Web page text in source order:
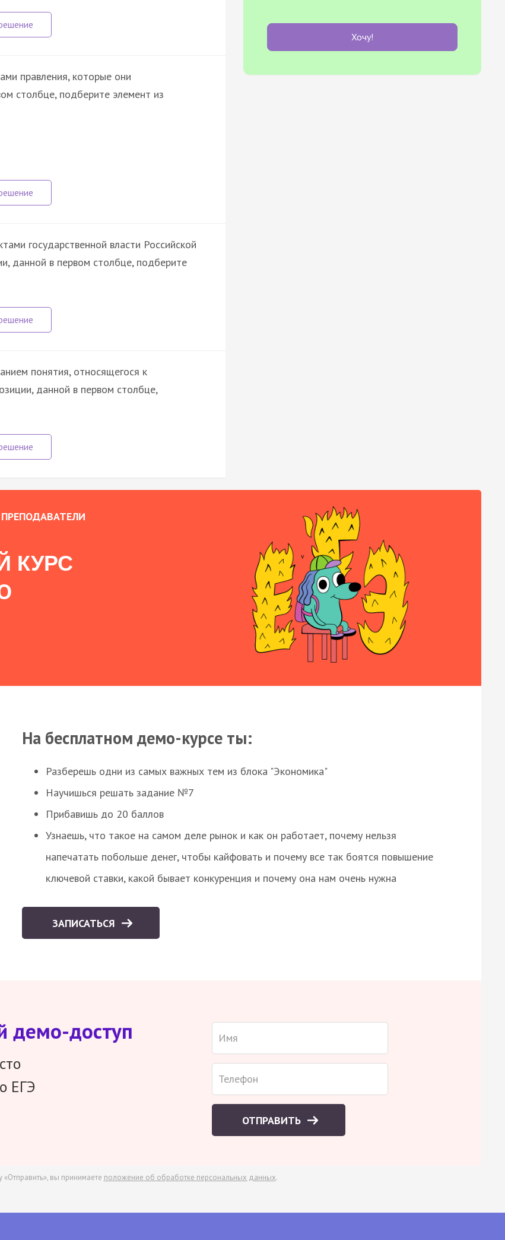
правления, которые они
столбце, подберите элемент из
государственной власти Российской
данной в первом столбце, подберите
понятия, относящегося к
данной в первом столбце,
Хочу!
КУРС
На бесплатном демо-курсе ты:
Разберешь одни из самых важных тем из блока "Экономика"
Научишься решать задание №7
Прибавишь до 20 баллов
Узнаешь, что такое на самом деле рынок и как он работает, почему нельзя
напечатать побольше денег, чтобы кайфовать и почему все так боятся повышение
ключевой ставки, какой бывает конкуренция и почему она нам очень нужна
ЗАПИСАТЬСЯ
демо-доступ
ЕГЭ
ОТПРАВИТЬ
вы принимаете положение об обработке персональных данных.